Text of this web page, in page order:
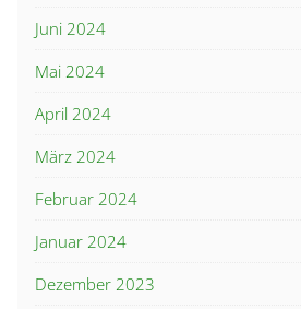
Juni 2024
Mai 2024
April 2024
März 2024
Februar 2024
Januar 2024
Dezember 2023